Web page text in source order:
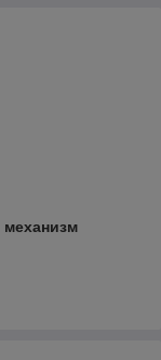
механизм